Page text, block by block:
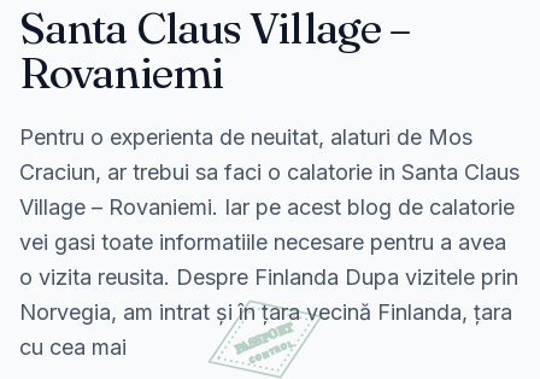
Santa Claus Village –
Rovaniemi
Pentru o experienta de neuitat, alaturi de Mos
Craciun, ar trebui sa faci o calatorie in Santa Claus
Village – Rovaniemi. Iar pe acest blog de calatorie
vei gasi toate informatiile necesare pentru a avea
o vizita reusita. Despre Finlanda Dupa vizitele prin
Norvegia, am intrat și în țara vecină Finlanda, țara
cu cea mai